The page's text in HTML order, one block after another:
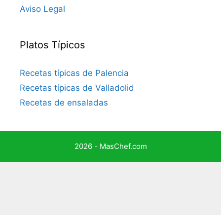
Aviso Legal
Platos Típicos
Recetas típicas de Palencia
Recetas típicas de Valladolid
Recetas de ensaladas
2026 - MasChef.com